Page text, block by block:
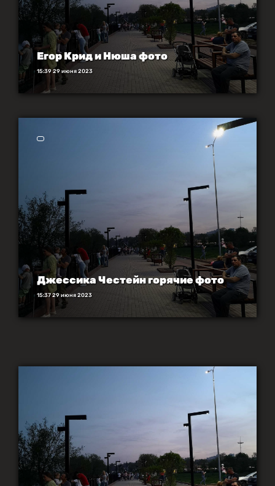
Егор Крид и Нюша фото
15:39 29 июня 2023
Джессика Честейн горячие фото
15:37 29 июня 2023